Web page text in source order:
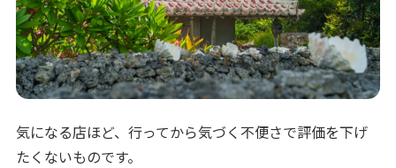
気になる店ほど、行ってから気づく不便さで評価を下げ
たくないものです。